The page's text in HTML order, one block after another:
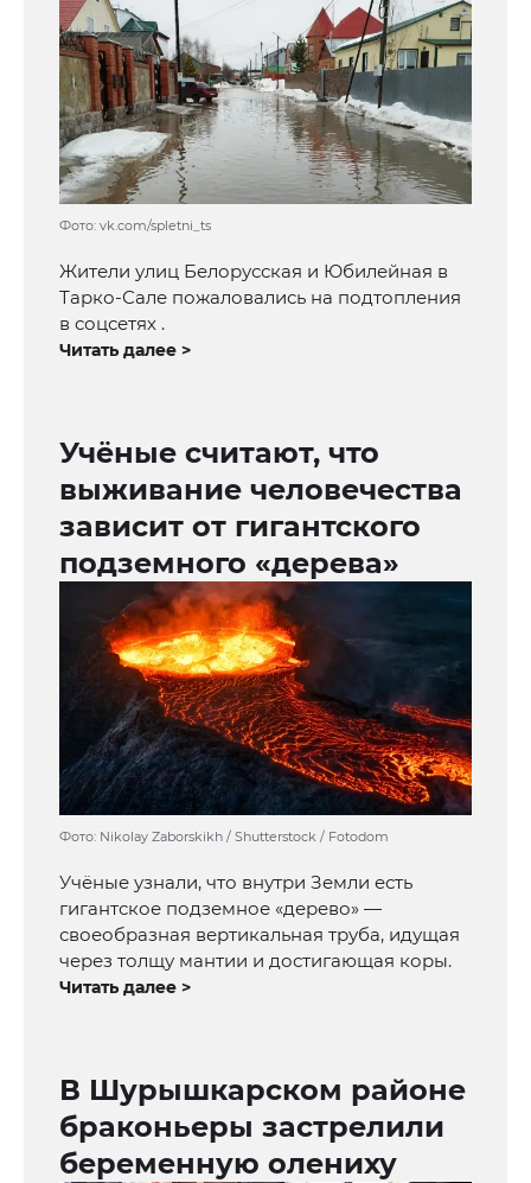
Фото: vk.com/spletni_ts
Жители улиц Белорусская и Юбилейная в
Тарко-Сале пожаловались на подтопления
в соцсетях .
Читать далее >
Учёные считают, что
выживание человечества
зависит от гигантского
подземного «дерева»
Фото: Nikolay Zaborskikh / Shutterstock / Fotodom
Учёные узнали, что внутри Земли есть
гигантское подземное «дерево» —
своеобразная вертикальная труба, идущая
через толщу мантии и достигающая коры.
Читать далее >
В Шурышкарском районе
браконьеры застрелили
беременную олениху